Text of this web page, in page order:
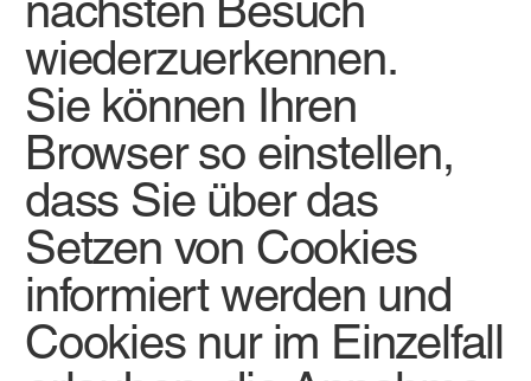
wiederzuerkennen.
Sie können Ihren
Browser so einstellen,
dass Sie über das
Setzen von Cookies
informiert werden und
Cookies nur im Einzelfall